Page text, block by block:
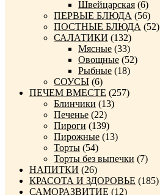
Швейцарская (6)
ПЕРВЫЕ БЛЮДА (56)
ПОСТНЫЕ БЛЮДА (52)
САЛАТИКИ (132)
Мясные (33)
Овощные (52)
Рыбные (18)
СОУСЫ (6)
ПЕЧЕМ ВМЕСТЕ (257)
Блинчики (13)
Печенье (22)
Пироги (139)
Пирожные (13)
Торты (54)
Торты без выпечки (7)
НАПИТКИ (26)
КРАСОТА И ЗДОРОВЬЕ (185)
САМОРАЗВИТИЕ (12)